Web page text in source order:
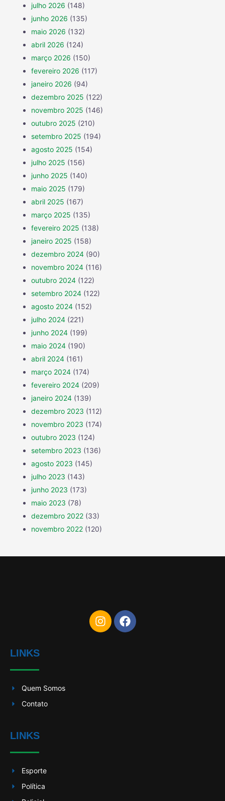
julho 2026 (148)
junho 2026 (135)
maio 2026 (132)
abril 2026 (124)
março 2026 (150)
fevereiro 2026 (117)
janeiro 2026 (94)
dezembro 2025 (122)
novembro 2025 (146)
outubro 2025 (210)
setembro 2025 (194)
agosto 2025 (154)
julho 2025 (156)
junho 2025 (140)
maio 2025 (179)
abril 2025 (167)
março 2025 (135)
fevereiro 2025 (138)
janeiro 2025 (158)
dezembro 2024 (90)
novembro 2024 (116)
outubro 2024 (122)
setembro 2024 (122)
agosto 2024 (152)
julho 2024 (221)
junho 2024 (199)
maio 2024 (190)
abril 2024 (161)
março 2024 (174)
fevereiro 2024 (209)
janeiro 2024 (139)
dezembro 2023 (112)
novembro 2023 (174)
outubro 2023 (124)
setembro 2023 (136)
agosto 2023 (145)
julho 2023 (143)
junho 2023 (173)
maio 2023 (78)
dezembro 2022 (33)
novembro 2022 (120)
LINKS
Quem Somos
Contato
LINKS
Esporte
Política